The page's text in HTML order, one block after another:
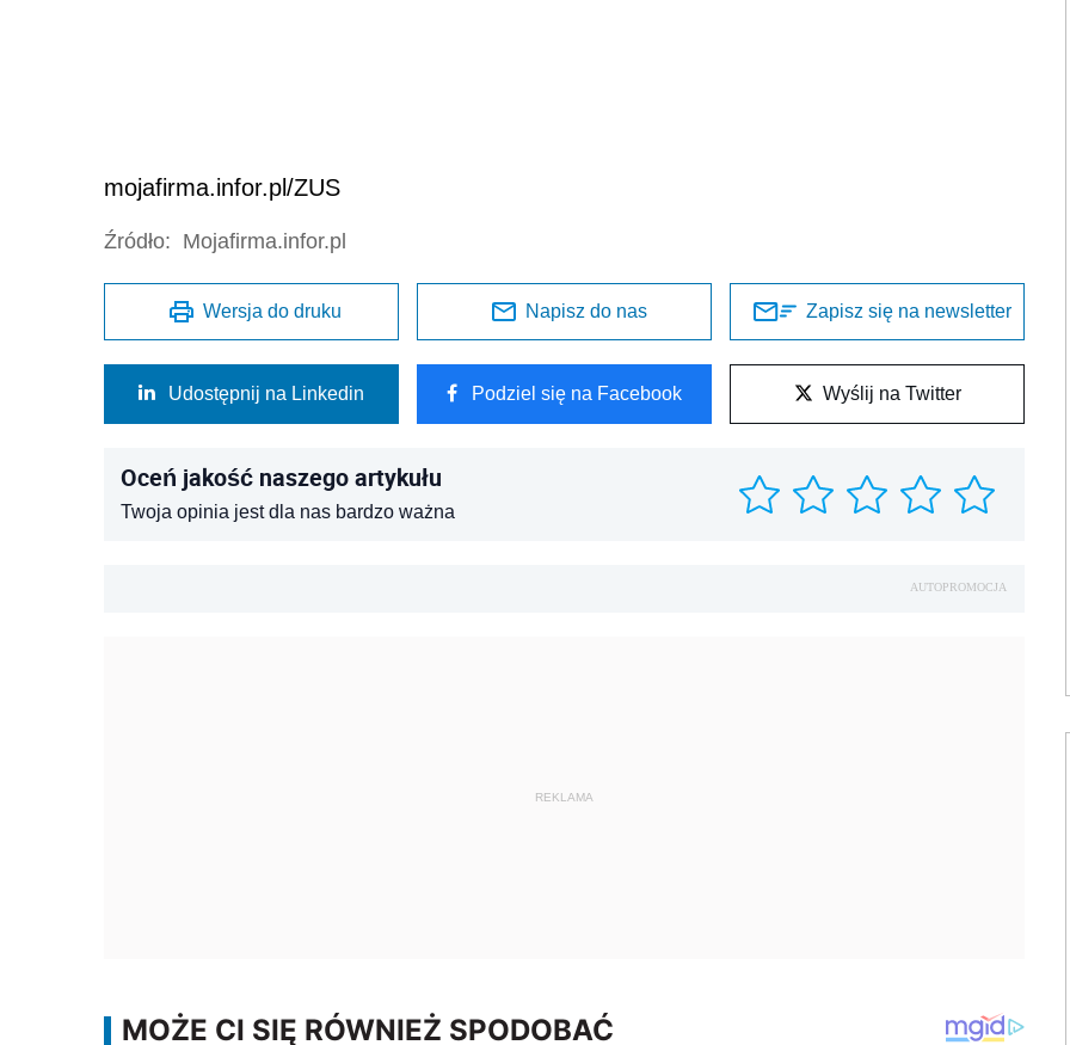
mojafirma.infor.pl/ZUS
Źródło: Mojafirma.infor.pl
Wersja do druku Napisz do nas Zapisz się na newsletter
Udostępnij na Linkedin Podziel się na Facebook Wyślij na Twitter
Oceń jakość naszego artykułu
Twoja opinia jest dla nas bardzo ważna
AUTOPROMOCJA
REKLAMA